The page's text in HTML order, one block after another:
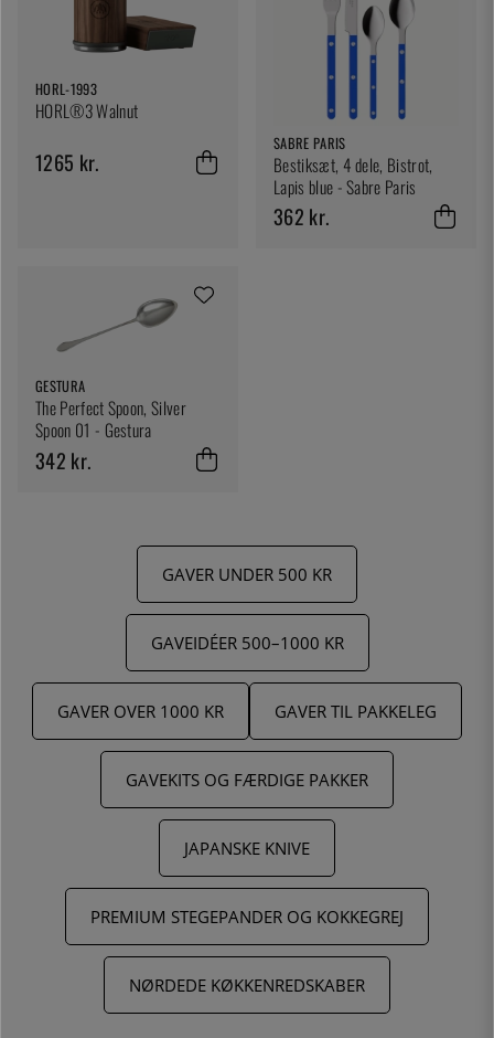
HORL-1993
HORL®3 Walnut
1265 kr.
SABRE PARIS
Bestiksæt, 4 dele, Bistrot,
Lapis blue - Sabre Paris
362 kr.
GESTURA
The Perfect Spoon, Silver
Spoon 01 - Gestura
342 kr.
GAVER UNDER 500 KR
GAVEIDÉER 500–1000 KR
GAVER OVER 1000 KR GAVER TIL PAKKELEG
GAVEKITS OG FÆRDIGE PAKKER
JAPANSKE KNIVE
PREMIUM STEGEPANDER OG KOKKEGREJ
NØRDEDE KØKKENREDSKABER